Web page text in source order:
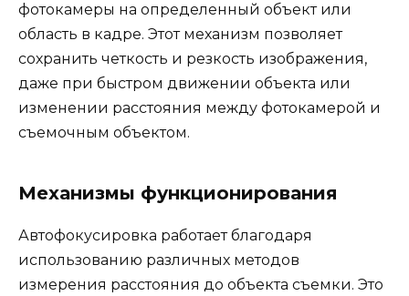
фотокамеры на определенный объект или
область в кадре. Этот механизм позволяет
сохранить четкость и резкость изображения,
даже при быстром движении объекта или
изменении расстояния между фотокамерой и
съемочным объектом.
Механизмы функционирования
Автофокусировка работает благодаря
использованию различных методов
измерения расстояния до объекта съемки. Это